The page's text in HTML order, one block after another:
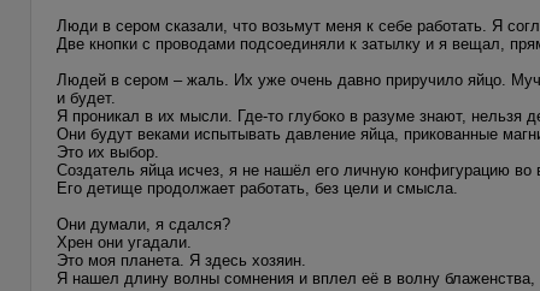
Люди в сером сказали, что возьмут меня к себе работать. Я
Две кнопки с проводами подсоединяли к затылку и я вещал,
Людей в сером – жаль. Их уже очень давно приручило яйцо.
и будет.
Я проникал в их мысли. Где-то глубоко в разуме знают,
Они будут веками испытывать давление яйца, прикованные
Это их выбор.
Создатель яйца исчез, я не нашёл его личную конфигурацию во
Его детище продолжает работать, без цели и смысла.
Они думали, я сдался?
Хрен они угадали.
Это моя планета. Я здесь хозяин.
Я нашел длину волны сомнения и вплел её в волну